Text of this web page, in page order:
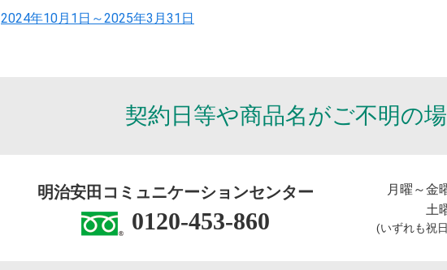
2024年10月1日～2025年3月31日
契約日等や商品名がご不明の
明治安田 コミュニケーションセンター
0120-453-860
月曜～金
土
(いずれも祝